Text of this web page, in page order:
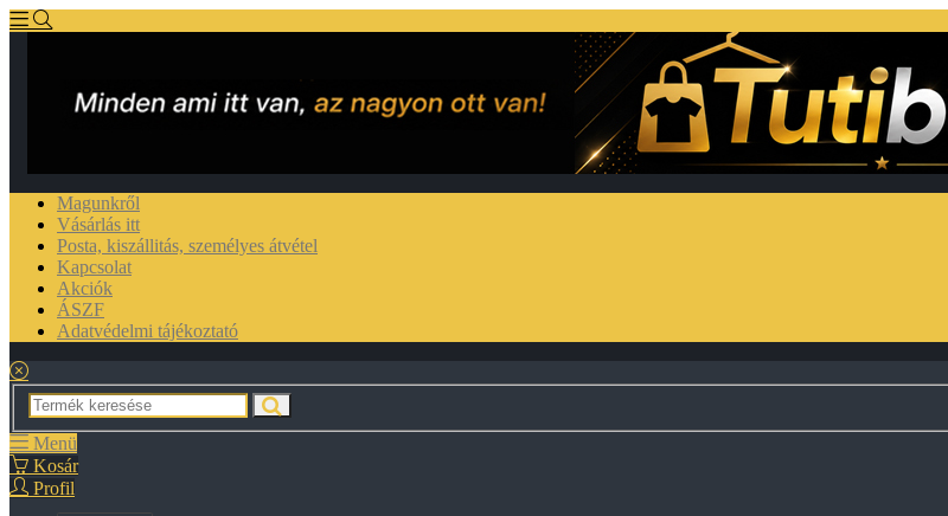
Magunkről
Vásárlás itt
Posta, kiszállitás, személyes átvétel
Kapcsolat
Akciók
ÁSZF
Adatvédelmi tájékoztató
Menü
Kosár
Profil